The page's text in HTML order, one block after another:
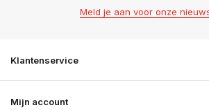
Meld je aan voor onze
Klantenservice
Mijn account